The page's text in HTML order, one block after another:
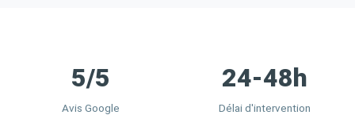
5/5
Avis Google
24-48h
Délai d'intervention